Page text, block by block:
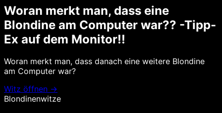
Woran merkt man, dass eine
Blondine am Computer war?? -Tipp-
Ex auf dem Monitor!!
Woran merkt man, dass danach eine weitere Blondine
am Computer war?
Witz öffnen →
Blondinenwitze